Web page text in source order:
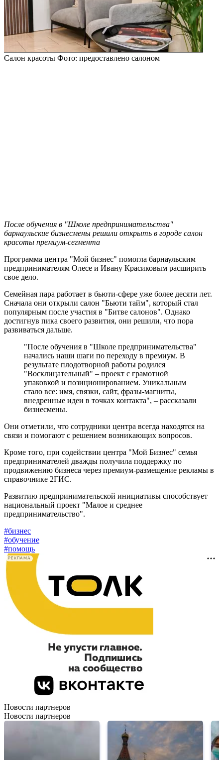
Салон красоты Фото: предоставлено салоном
После обучения в "Школе предпринимательства"
барнаульские бизнесмены решили открыть в городе салон
красоты премиум-сегмента
Программа центра "Мой бизнес" помогла барнаульским
предпринимателям Олесе и Ивану Красиковым расширить
свое дело.
Семейная пара работает в бьюти-сфере уже более десяти лет.
Сначала они открыли салон "Бьюти тайм", который стал
популярным после участия в "Битве салонов". Однако
достигнув пика своего развития, они решили, что пора
развиваться дальше.
"После обучения в "Школе предпринимательства"
начались наши шаги по переходу в премиум. В
результате плодотворной работы родился
"Восклицательный" – проект с грамотной
упаковкой и позиционированием. Уникальным
стало все: имя, связки, сайт, фразы-магниты,
внедренные идеи в точках контакта", – рассказали
бизнесмены.
Они отметили, что сотрудники центра всегда находятся на
связи и помогают с решением возникающих вопросов.
Кроме того, при содействии центра "Мой Бизнес" семья
предпринимателей дважды получила поддержку по
продвижению бизнеса через премиум-размещение рекламы в
справочнике 2ГИС.
Развитию предпринимательской инициативы способствует
национальный проект "Малое и среднее
предпринимательство".
#бизнес
#обучение
#помощь
РЕКЛАМА
Новости партнеров
Новости партнеров